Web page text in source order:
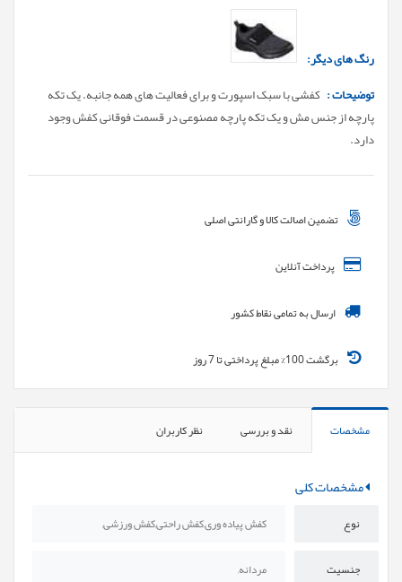
رنگ های دیگر:
توضیحات : کفشی با سبک اسپورت و برای فعالیت های همه جانبه. یک تکه
پارچه از جنس مش و یک تکه پارچه مصنوعی در قسمت فوقانی کفش وجود
دارد.
تضمین اصالت کالا و گارانتی اصلی
پرداخت آنلاین
ارسال به تمامی نقاط کشور
برگشت 100% مبلغ پرداختی تا 7 روز
مشخصات نقد و بررسی نظر کاربران
مشخصات کلی
نوع کفش پیاده وری,کفش راحتی,کفش ورزشی,
جنسیت مردانه,